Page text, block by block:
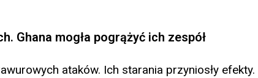
Ghana mogła pogrążyć ich zespół
ataków. Ich starania przyniosły efekty.